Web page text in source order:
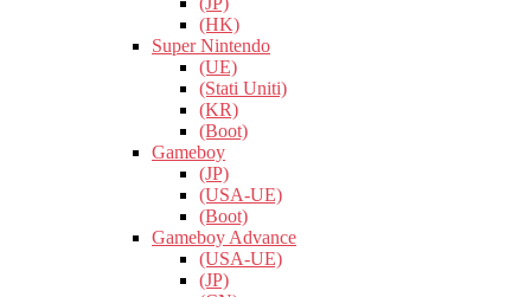
(HK)
Super Nintendo
(UE)
(Stati Uniti)
(KR)
(Boot)
Gameboy
(JP)
(USA-UE)
(Boot)
Gameboy Advance
(USA-UE)
(JP)